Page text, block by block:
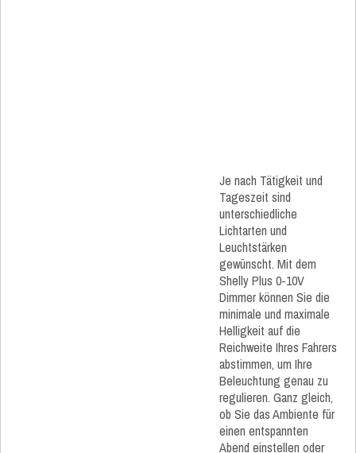
Je nach Tätigkeit und
Tageszeit sind
unterschiedliche
Lichtarten und
Leuchtstärken
gewünscht. Mit dem
Shelly Plus 0-10V
Dimmer können Sie die
minimale und maximale
Helligkeit auf die
Reichweite Ihres Fahrers
abstimmen, um Ihre
Beleuchtung genau zu
regulieren. Ganz gleich,
ob Sie das Ambiente für
einen entspannten
Abend einstellen oder